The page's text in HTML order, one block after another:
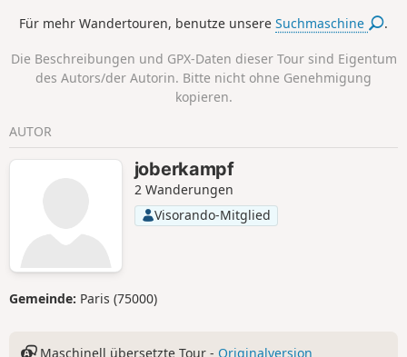
Nachtschwalbe beobachtet worden sein
Thierville, das selbst abseits des Risle-
Tals liegt, führt diese Tour durch
abwechslungsreiche Waldlandschaften
und bietet schöne Begegnungen wie
frères” (Vier Brüder).
Für mehr Wandertouren, benutze unsereSuchmaschine .
Die Beschreibungen und GPX-Daten dieser Tour sind Eigentum
des Autors/der Autorin. Bitte nicht ohne Genehmigung
kopieren.
AUTOR
joberkampf
2 Wanderungen
Visorando-Mitglied
Gemeinde: Paris (75000)
Maschinell übersetzte Tour - Originalversion